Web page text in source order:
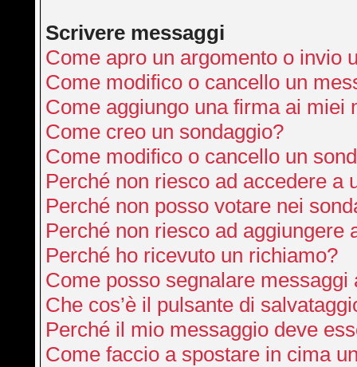
Scrivere messaggi
Come apro un argomento o invio
Come modifico o cancello un
Come aggiungo una firma ai miei
Come creo un sondaggio?
Come modifico o cancello un
Perché non riesco ad accedere a
Perché non posso votare nei
Perché non riesco ad aggiungere
Perché ho ricevuto un richiamo?
Come posso segnalare messaggi
Che cos’è il pulsante di
Perché il mio messaggio deve
Come faccio a spostare in cima